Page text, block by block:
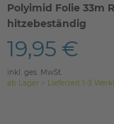
Polyimid Folie 33m
hitzebeständig
19,95 €
inkl. ges. MwSt.
ab Lager > Lieferzeit 1-3